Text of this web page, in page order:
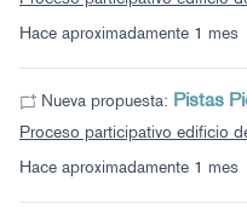
Hace aproximadamente 1 mes
Hace aproximadamente 1 mes
Nueva propuesta: Pistas
Proceso participativo edificio